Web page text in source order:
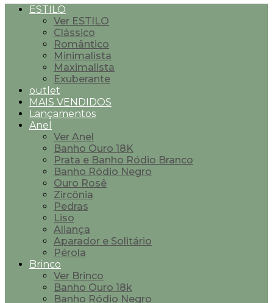
ESTILO
Ver ESTILO
Clássico
Romântico
Minimalista
Maximalista
Exuberante
outlet
MAIS VENDIDOS
Lançamentos
Anel
Ver Anel
Banho Ouro 18K
Prata e Banho Ródio Branco
Banho Ródio Negro
Ouro Rosê
Zircônia
Pedras
Liso
Aliança
Aparador e Solitário
Pérola
Brinco
Ver Brinco
Banho Ouro 18k
Banho Ródio Negro